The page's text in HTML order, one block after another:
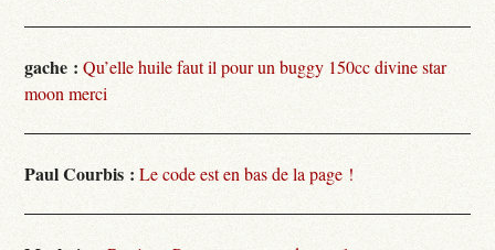
gache : Qu’elle huile faut il pour un buggy 150cc divine star
moon merci
Paul Courbis : Le code est en bas de la page !